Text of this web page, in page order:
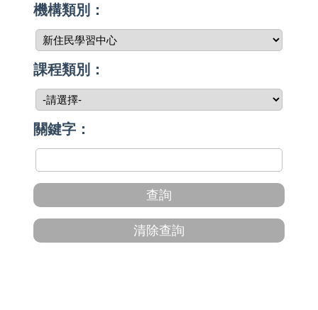
機構類別：
課程類別：
關鍵字：